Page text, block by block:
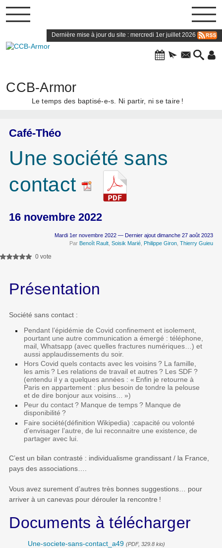
Dernière mise à jour du site : mercredi 1er juillet 2026
CCB-Armor
Le temps des baptisé-e-s. Ni partir, ni se taire !
Café-Théo
Une société sans
contact
16 novembre 2022
Mardi 1er novembre 2022 — Dernier ajout dimanche 27 août 2023
Par Benoît Rault, Soisik Marié, Philippe Giron, Thierry Guieu
0 vote
Présentation
Société sans contact :
Pendant l’épidémie de Covid confinement et isolement,
pourtant une autre communication a émergé : téléphone,
mail, Whatsapp (avec quelles fractures numériques…) et
aussi applaudissements du soir.
Hors Covid quels contacts avec les voisins ? La famille,
les amis ? Les relations de travail et autres ? Les SDF ?
(entendu il y a quelques années : « Enfin je retourne à
Paris en appartement : plus besoin de tondre la pelouse
et de dire bonjour aux voisins… »)
Peur du contact ? Manque de temps ? Manque de
disponibilité ?
Faire société(définition Wikipedia) :capacité ou volonté
d’envisager l’autre, de lui reconnaitre une existence, de
partager avec lui.
C’est un bilan contrasté : individualisme grandissant / la France,
pays des associations….
Vous avez surement d’autres très bonnes suggestions… pour
arriver à un canevas pour dérouler la rencontre !
Documents à télécharger
Une-societe-sans-contact_a49 (PDF, 329.8 kio)